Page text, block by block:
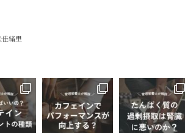
佳緒里